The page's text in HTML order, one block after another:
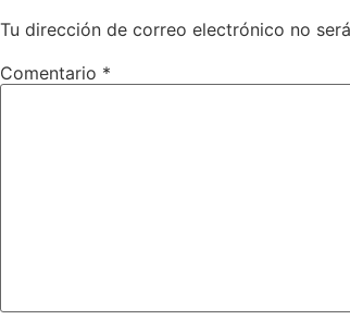
Tu dirección de correo electrónico no
Comentario *